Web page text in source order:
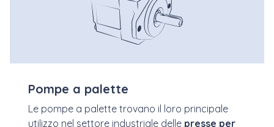
Pompe a palette
Le pompe a palette trovano il loro principale
utilizzo nel settore industriale delle presse per